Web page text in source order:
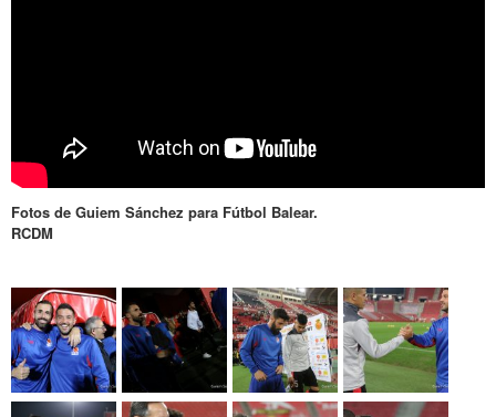
Fotos de Guiem Sánchez para Fútbol Balear.
RCDM